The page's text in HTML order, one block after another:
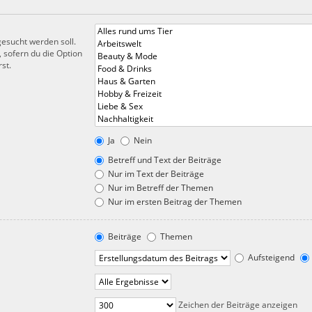
werden soll.
du die Option
Ja
Nein
Betreff und Text der Beiträge
Nur im Text der Beiträge
Nur im Betreff der Themen
Nur im ersten Beitrag der Themen
Beiträge
Themen
Aufsteigend
Zeichen der Beiträge anzeigen